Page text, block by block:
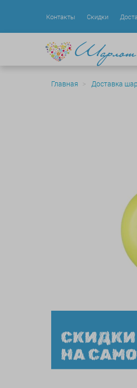
Контакты Скидки
Главная Доставка